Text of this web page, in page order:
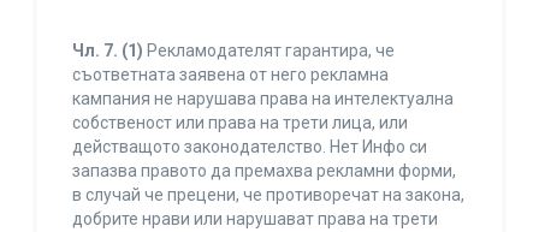
Чл. 7. (1) Рекламодателят гарантира, че
съответната заявена от него рекламна
кампания не нарушава права на интелектуална
собственост или права на трети лица, или
действащото законодателство. Нет Инфо си
запазва правото да премахва рекламни форми,
в случай че прецени, че противоречат на закона,
добрите нрави или нарушават права на трети